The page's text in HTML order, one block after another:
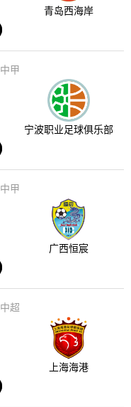
青岛西海岸
中甲
宁波职业足球俱乐部
中甲
广西恒宸
中超
上海海港